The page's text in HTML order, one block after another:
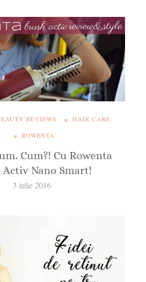
REVIEWS
HAIR CARE
ROWENTA
Cum?! Cu Rowenta
Activ Nano Smart!
3 iulie 2016